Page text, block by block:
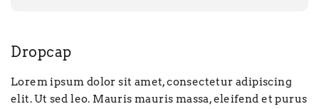
Dropcap
Lorem ipsum dolor sit amet, consectetur adipiscing
elit. Ut sed leo. Mauris mauris massa, eleifend et purus